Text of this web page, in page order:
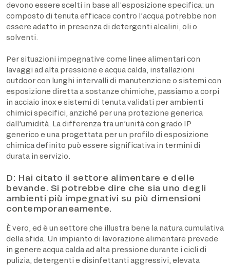
devono essere scelti in base all’esposizione specifica: un
composto di tenuta efficace contro l’acqua potrebbe non
essere adatto in presenza di detergenti alcalini, oli o
solventi.
Per situazioni impegnative come linee alimentari con
lavaggi ad alta pressione e acqua calda, installazioni
outdoor con lunghi intervalli di manutenzione o sistemi con
esposizione diretta a sostanze chimiche, passiamo a corpi
in acciaio inox e sistemi di tenuta validati per ambienti
chimici specifici, anziché per una protezione generica
dall’umidità. La differenza tra un’unità con grado IP
generico e una progettata per un profilo di esposizione
chimica definito può essere significativa in termini di
durata in servizio.
D: Hai citato il settore alimentare e delle
bevande. Si potrebbe dire che sia uno degli
ambienti più impegnativi su più dimensioni
contemporaneamente.
È vero, ed è un settore che illustra bene la natura cumulativa
della sfida. Un impianto di lavorazione alimentare prevede
in genere acqua calda ad alta pressione durante i cicli di
pulizia, detergenti e disinfettanti aggressivi, elevata